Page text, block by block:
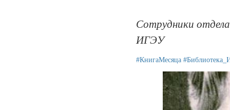
Сотрудники
ИГЭУ
#КнигаМесяца